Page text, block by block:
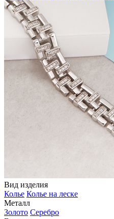
Вид изделия
Колье Колье на леске
Металл
Золото Серебро